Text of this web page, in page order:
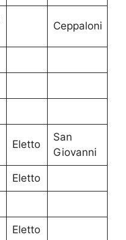
Ceppaloni
Eletto
San
Giovanni
Eletto
Eletto